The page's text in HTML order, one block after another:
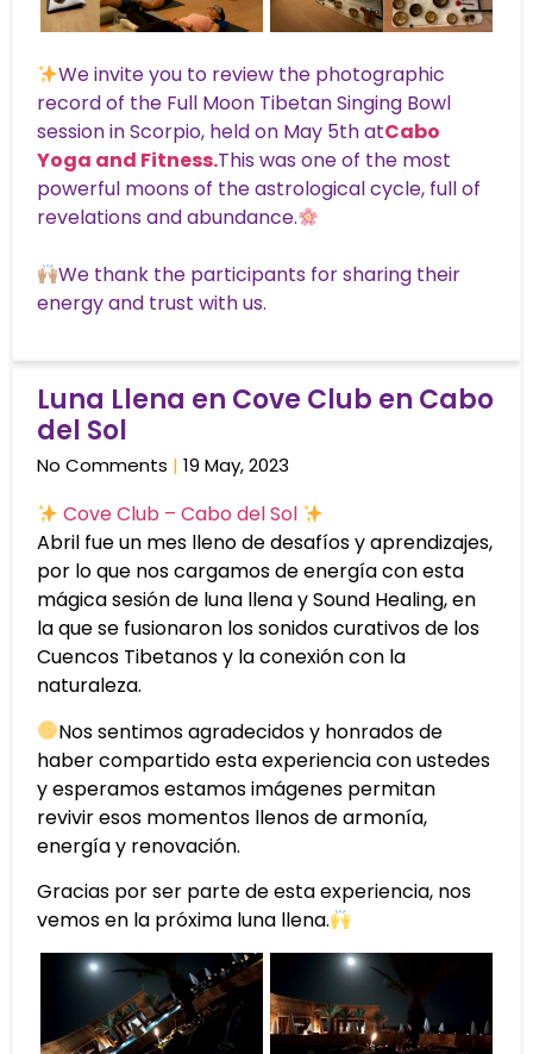
We invite you to review the photographic
record of the Full Moon Tibetan Singing Bowl
session in Scorpio, held on May 5th atCabo
Yoga and Fitness.This was one of the most
powerful moons of the astrological cycle, full of
revelations and abundance.
We thank the participants for sharing their
energy and trust with us.
Luna Llena en Cove Club en Cabo
del Sol
No Comments 19 May, 2023
Cove Club – Cabo del Sol
Abril fue un mes lleno de desafíos y aprendizajes,
por lo que nos cargamos de energía con esta
mágica sesión de luna llena y Sound Healing, en
la que se fusionaron los sonidos curativos de los
Cuencos Tibetanos y la conexión con la
naturaleza.
Nos sentimos agradecidos y honrados de
haber compartido esta experiencia con ustedes
y esperamos estamos imágenes permitan
revivir esos momentos llenos de armonía,
energía y renovación.
Gracias por ser parte de esta experiencia, nos
vemos en la próxima luna llena.